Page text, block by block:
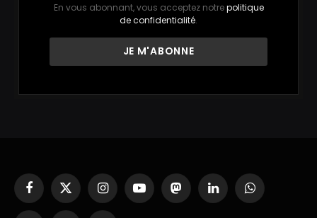
En vous abonnant, vous acceptez notrepolitique
de confidentialité.
Facebook
X
(Twitter)
InstagramYouTubeMastodonLinkedInWhatsApp